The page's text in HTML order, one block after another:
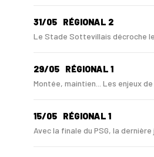
31/05 RÉGIONAL 2
Le Stade Sottevillais décroche le
29/05 RÉGIONAL 1
Montée, maintien... Les enjeux de
15/05 RÉGIONAL 1
Avec la finale du PSG, la dernière